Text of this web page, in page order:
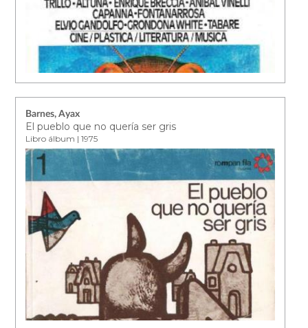
Barnes, Ayax
El pueblo que no quería ser gris
Libro álbum | 1975